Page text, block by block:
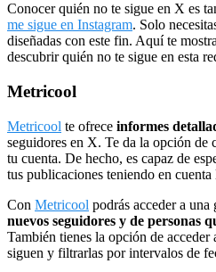
Conocer quién no te sigue en X es
me sigue en Instagram. Solo
diseñadas con este fin. Aquí te
descubrir quién no te sigue en esta
Metricool
Metricool te ofrece informes
seguidores en X. Te da la opción de
tu cuenta. De hecho, es capaz de
tus publicaciones teniendo en
Con Metricool podrás acceder a
nuevos seguidores y de personas
También tienes la opción de acceder
siguen y filtrarlas por intervalos de